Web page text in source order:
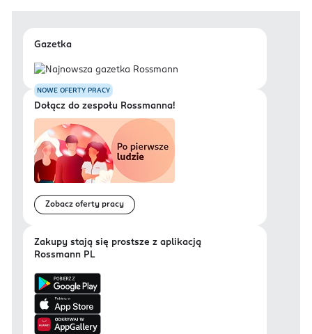
Gazetka
NOWE OFERTY PRACY
Dołącz do zespołu Rossmanna!
Zobacz oferty pracy
Zakupy stają się prostsze z aplikacją
Rossmann PL